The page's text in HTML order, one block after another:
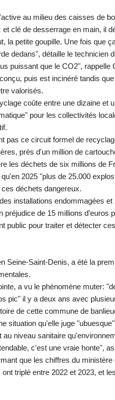
au milieu des caisses de
et clé de desserrage en main, il
la petite goupille. Une fois que
dedans", détaille le technicien
puissant que le CO2",
puis est incinéré tandis
valorisés.
coûte entre une dizaine et
pour les collectivités
pas ce circuit formel de
près d'un million de
les déchets de six millions de
2025 "plus de 25.000
déchets dangereux.
installations endommagées
préjudice de 15 millions d'euros
public pour traiter et détecter
Seine-Saint-Denis, a été la
a vu le phénomène muter:
pic" il y a deux ans avec
de cette commune de
situation qu'elle juge
niveau sanitaire
c'est une vraie honte",
que les chiffres du
triplé entre 2022 et 2023, et